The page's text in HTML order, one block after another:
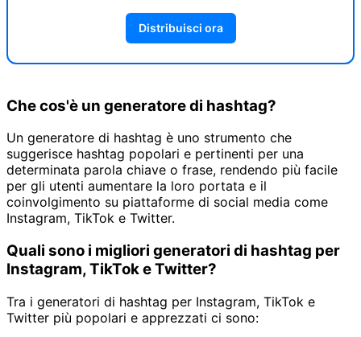
Distribuisci ora
Che cos'è un generatore di hashtag?
Un generatore di hashtag è uno strumento che
suggerisce hashtag popolari e pertinenti per una
determinata parola chiave o frase, rendendo più facile
per gli utenti aumentare la loro portata e il
coinvolgimento su piattaforme di social media come
Instagram, TikTok e Twitter.
Quali sono i migliori generatori di hashtag per
Instagram, TikTok e Twitter?
Tra i generatori di hashtag per Instagram, TikTok e
Twitter più popolari e apprezzati ci sono: